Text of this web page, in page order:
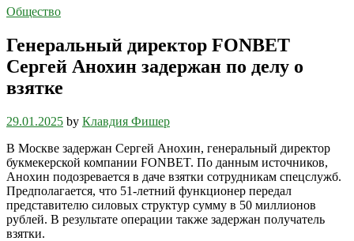
Общество
Генеральный директор FONBET
Сергей Анохин задержан по делу о
взятке
29.01.2025 by Клавдия Фишер
В Москве задержан Сергей Анохин, генеральный директор
букмекерской компании FONBET. По данным источников,
Анохин подозревается в даче взятки сотрудникам спецслужб.
Предполагается, что 51-летний функционер передал
представителю силовых структур сумму в 50 миллионов
рублей. В результате операции также задержан получатель
взятки.